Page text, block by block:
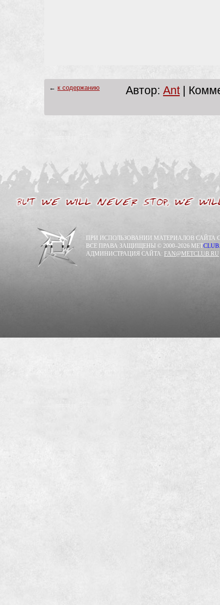
← к содержанию Автор: Ant|
ПРИ ИСПОЛЬЗОВАНИИ МАТЕРИАЛОВ САЙТА
ВСЕ ПРАВА ЗАЩИЩЕНЫ © 2000–2026 METCLUB.
АДМИНИСТРАЦИЯ САЙТА: FAN@METCLUB.RU